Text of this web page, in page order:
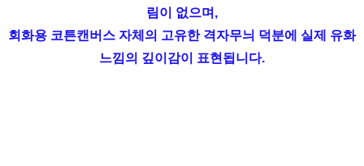
림이 없으며,
회화용 코튼캔버스 자체의 고유한 격자무늬 덕분에 실제 유화
느낌의 깊이감이 표현됩니다.